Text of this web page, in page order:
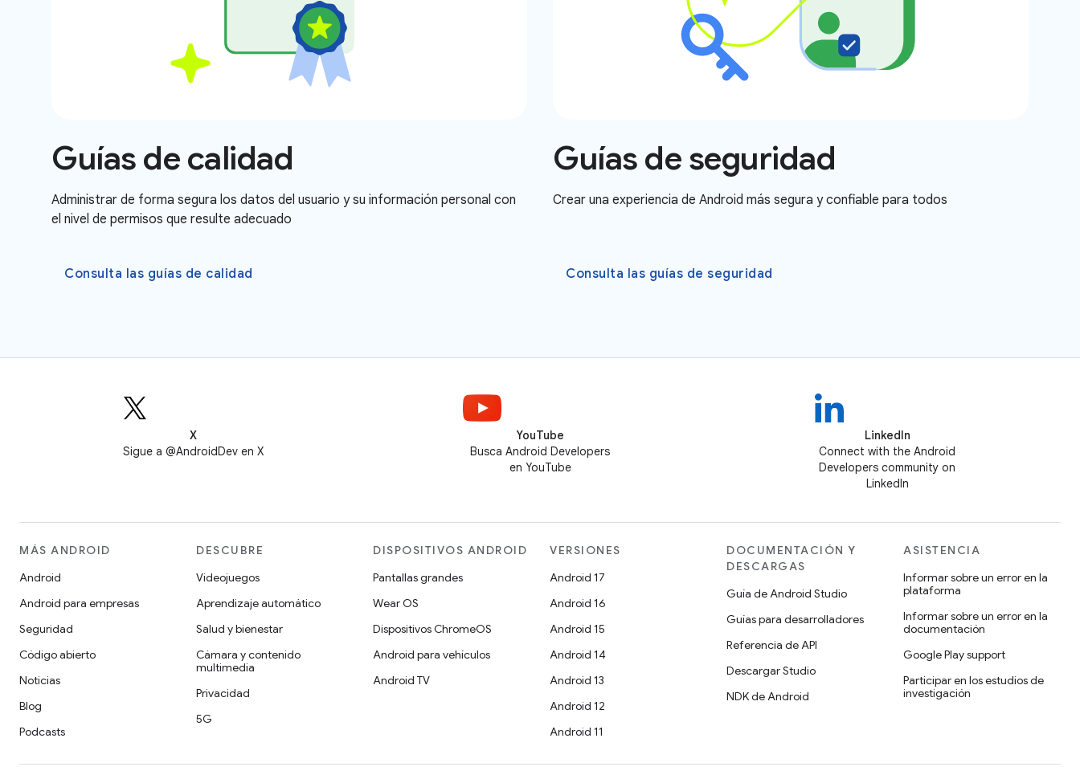
Guías de calidad
Administrar de forma segura los datos del usuario y su información personal con
el nivel de permisos que resulte adecuado
Consulta las guías de calidad
Guías de seguridad
Crear una experiencia de Android más segura y confiable para todos
Consulta las guías de seguridad
X
Sigue a @AndroidDev en X
YouTube
Busca Android Developers
en YouTube
LinkedIn
Connect with the Android
Developers community on
LinkedIn
MÁS ANDROID
Android
Android para empresas
Seguridad
Código abierto
Noticias
Blog
Podcasts
DESCUBRE
Videojuegos
Aprendizaje automático
Salud y bienestar
Cámara y contenido
multimedia
Privacidad
5G
DISPOSITIVOS ANDROID
Pantallas grandes
Wear OS
Dispositivos ChromeOS
Android para vehículos
Android TV
VERSIONES
Android 17
Android 16
Android 15
Android 14
Android 13
Android 12
Android 11
DOCUMENTACIÓN Y
DESCARGAS
Guía de Android Studio
Guías para desarrolladores
Referencia de API
Descargar Studio
NDK de Android
ASISTENCIA
Informar sobre un error en la
plataforma
Informar sobre un error en la
documentación
Google Play support
Participar en los estudios de
investigación